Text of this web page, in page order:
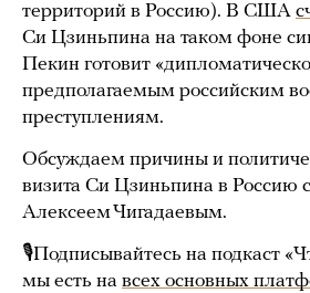
территорий в Россию). В США
Си Цзиньпина на таком фоне
Пекин готовит
предполагаемым российским
преступлениям.
Обсуждаем причины и
визита Си Цзиньпина в Россию
Алексеем Чигадаевым.
🎙Подписывайтесь на подкаст
мы есть на всех основных